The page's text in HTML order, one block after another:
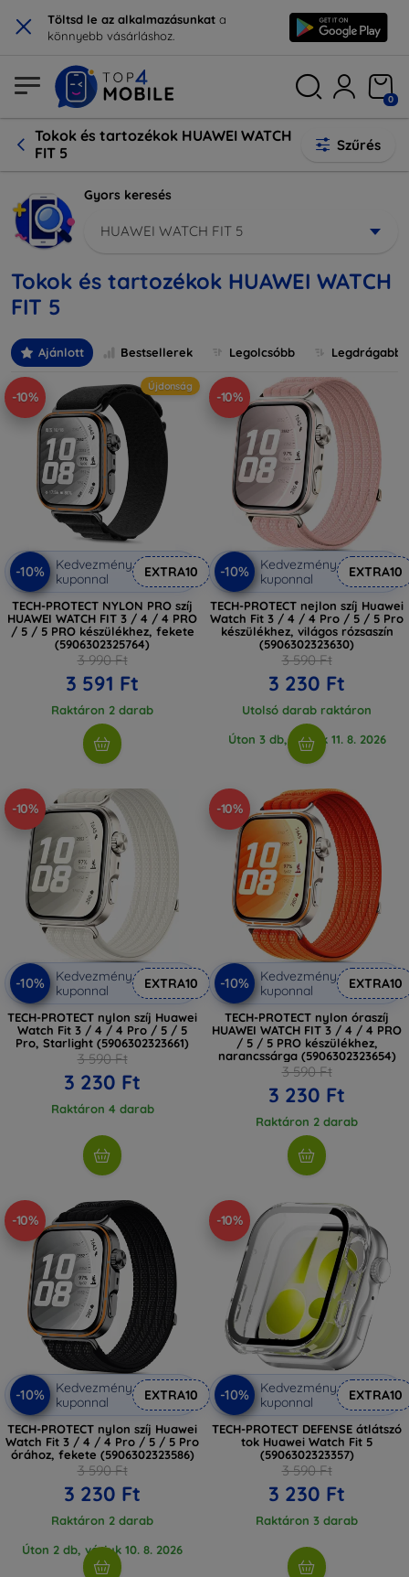
× Töltsd le az alkalmazásunkat a
könnyebb vásárláshoz.
0
Tokok és tartozékok HUAWEI WATCH
FIT 5
Szűrés
Gyors keresés
HUAWEI WATCH FIT 5
Tokok és tartozékok HUAWEI WATCH
FIT 5
Ajánlott Bestsellerek Legolcsóbb Legdrágabb
-10%
Újdonság
-10%
Kedvezmény
kuponnal
EXTRA10
TECH-PROTECT NYLON PRO szíj
HUAWEI WATCH FIT 3 / 4 / 4 PRO
/ 5 / 5 PRO készülékhez, fekete
(5906302325764)
3 990 Ft
3 591 Ft
Raktáron 2 darab
-10%
-10%
Kedvezmény
kuponnal
EXTRA10
TECH-PROTECT nejlon szíj Huawei
Watch Fit 3 / 4 / 4 Pro / 5 / 5 Pro
készülékhez, világos rózsaszín
(5906302323630)
3 590 Ft
3 230 Ft
Utolsó darab raktáron
Úton 3 db, várjuk 11. 8. 2026
-10%
-10%
Kedvezmény
kuponnal
EXTRA10
TECH-PROTECT nylon szíj Huawei
Watch Fit 3 / 4 / 4 Pro / 5 / 5
Pro, Starlight (5906302323661)
3 590 Ft
3 230 Ft
Raktáron 4 darab
-10%
-10%
Kedvezmény
kuponnal
EXTRA10
TECH-PROTECT nylon óraszíj
HUAWEI WATCH FIT 3 / 4 / 4 PRO
/ 5 / 5 PRO készülékhez,
narancssárga (5906302323654)
3 590 Ft
3 230 Ft
Raktáron 2 darab
-10%
-10%
Kedvezmény
kuponnal
EXTRA10
TECH-PROTECT nylon szíj Huawei
Watch Fit 3 / 4 / 4 Pro / 5 / 5 Pro
órához, fekete (5906302323586)
3 590 Ft
3 230 Ft
Raktáron 2 darab
Úton 2 db, várjuk 10. 8. 2026
-10%
-10%
Kedvezmény
kuponnal
EXTRA10
TECH-PROTECT DEFENSE átlátszó
tok Huawei Watch Fit 5
(5906302323357)
3 590 Ft
3 230 Ft
Raktáron 3 darab